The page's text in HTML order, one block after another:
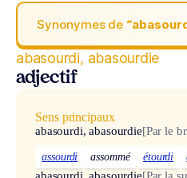
Synonymes de
abasourdi, abasourdie
adjectif
Sens principaux
abasourdi, abasourdie[Par le
assourdi assommé étourdi